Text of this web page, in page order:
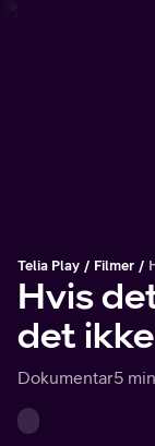
Telia Play Filmer
Hvis
det
Dokumentar5 min